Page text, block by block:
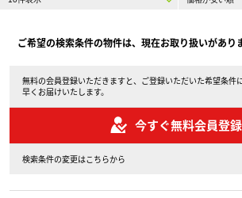
ご希望の検索条件の物件は、現在お取り扱いがあり
無料の会員登録いただきますと、ご登録いただいた希望条件
早くお届けいたします。
今すぐ無料会員登
検索条件の変更はこちらから